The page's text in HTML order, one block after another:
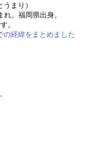
まり）
。福岡県出身。
。
の経緯をまとめました